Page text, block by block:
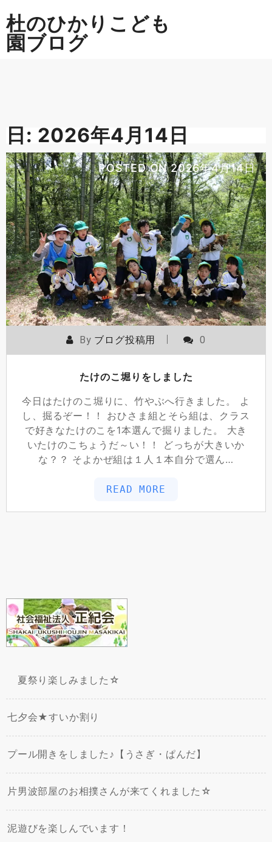
to
content
杜のひかりこども
園ブログ
日: 2026年4月14日
POSTED ON2026年4月14日
By ブログ投稿用 0
たけのこ堀りをしました
今日はたけのこ堀りに、竹やぶへ行きました。 よ
し、掘るぞー！！ おひさま組とそら組は、クラス
で好きなたけのこを1本選んで掘りました。 大き
いたけのこちょうだ～い！！ どっちが大きいか
な？？ そよかぜ組は１人１本自分で選ん…
READ MORE
夏祭り楽しみました☆
七夕会★すいか割り
プール開きをしました♪【うさぎ・ぱんだ】
片男波部屋のお相撲さんが来てくれました☆
泥遊びを楽しんでいます！